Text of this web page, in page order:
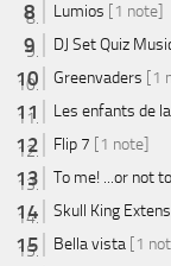
Lumios [1 note]
DJ Set Quiz
Greenvaders [1
Les enfants de
Flip 7 [1 note]
To me! ...or not
Skull King
Bella vista [1